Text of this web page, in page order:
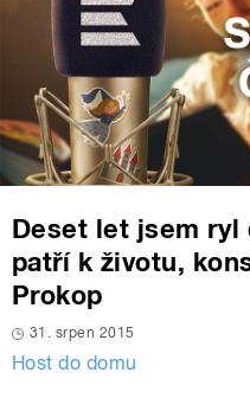
Deset let jsem ryl
patří k životu,
Prokop
31. srpen 2015
Host do domu